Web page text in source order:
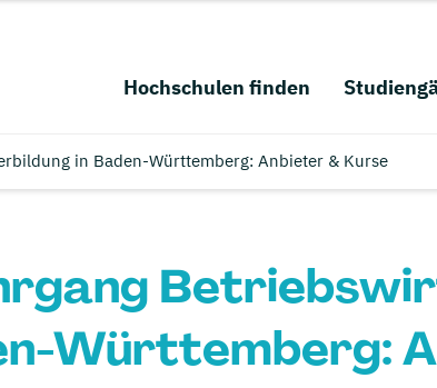
Hochschulen finden
in Baden-Württemberg: Anbieter & Kurse
Württemberg: